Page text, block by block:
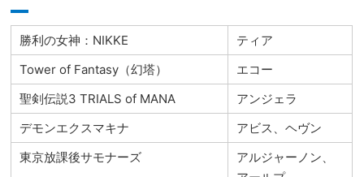
勝利の女神：NIKKE
ティア
Tower of Fantasy（幻塔）
エコー
聖剣伝説3 TRIALS of MANA
アンジェラ
デモンエクスマキナ
アビス、ヘヴン
東京放課後サモナーズ
アルジャーノン、